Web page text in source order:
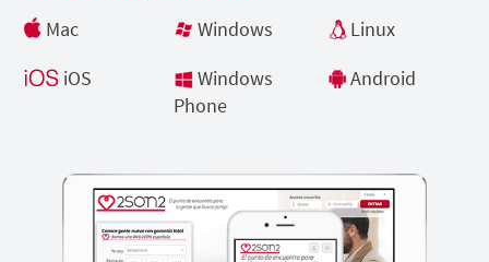
Mac Windows
Linux
iOS
Windows
Phone
Android